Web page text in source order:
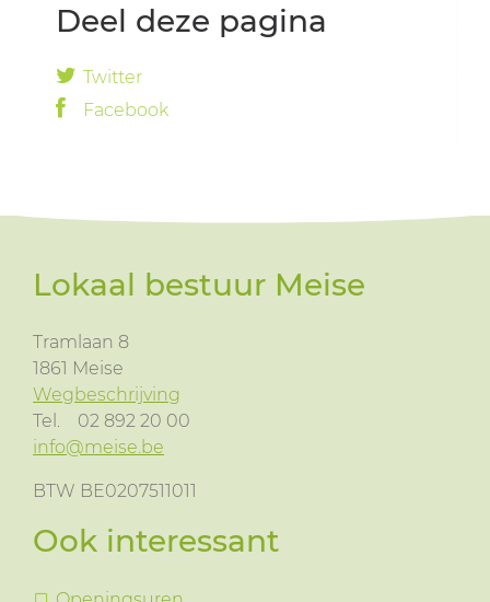
Deel deze pagina
Twitter
Facebook
Lokaal bestuur Meise
Tramlaan 8
1861 Meise
Wegbeschrijving
Tel.
02 892 20 00
info@meise.be
BTW BE0207511011
Ook interessant